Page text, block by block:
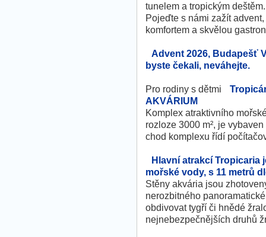
tunelem a tropickým deštěm.
Pojeďte s námi zažít
komfortem a skvělou
Advent 2026, Budapešť
byste čekali, neváhejte.
Pro rodiny s dětmi
AKVÁRIUM
Komplex atraktivního
rozloze 3000 m², je
chod komplexu řídí
Hlavní atrakcí Tropicaria
mořské vody, s 11 metrů
Stěny akvária jsou
nerozbitného
obdivovat tygří či hnědé
nejnebezpečnějších druhů